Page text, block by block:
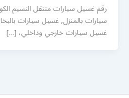
رقم غسيل سيارات متنقل النسيم
سيارات بالمنزل, غسيل سيارات
غسيل سيارات خارجي وداخلي، […]